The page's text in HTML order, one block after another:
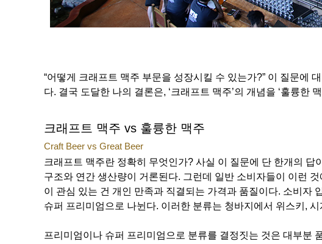
“어떻게 크래프트 맥주 부문을 성장시킬 수 있는가?” 이 질문에
다. 결국 도달한 나의 결론은, ‘크래프트 맥주’의 개념을 ‘훌륭한
크래프트 맥주 vs 훌륭한 맥주
Craft Beer vs Great Beer
크래프트 맥주란 정확히 무엇인가? 사실 이 질문에 단 한개의
구조와 연간 생산량이 거론된다. 그런데 일반 소비자들이 이런
이 관심 있는 건 개인 만족과 직결되는 가격과 품질이다. 소비자
슈퍼 프리미엄으로 나뉜다. 이러한 분류는 청바지에서 위스키,
프리미엄이나 슈퍼 프리미엄으로 분류를 결정짓는 것은 대부분